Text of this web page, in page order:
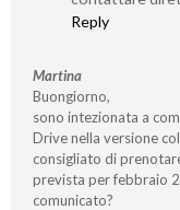
Reply
Martina
Buongiorno,
sono intezionata a
Drive nella versione
consigliato di
prevista per febbraio
comunicato?